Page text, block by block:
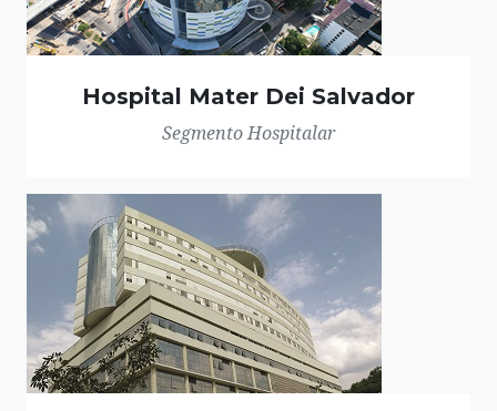
Hospital Mater Dei Salvador
Segmento Hospitalar